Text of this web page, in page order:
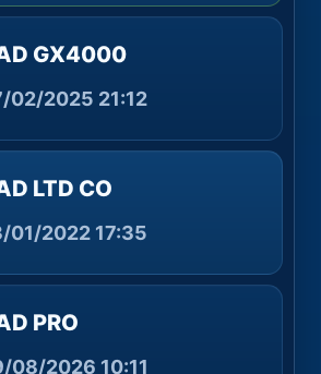
GX4000
02/2025 21:12
LTD CO
01/2022 17:35
PRO
08/2026 10:11